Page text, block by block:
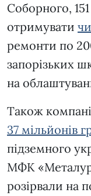
Соборного,
отримувати
ремонти по
запорізьких
на
Також
37 мільйонів
підземного
МФК
розірвали на